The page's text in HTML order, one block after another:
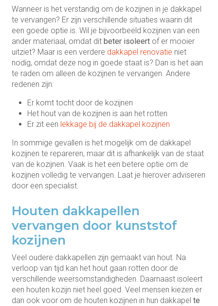
Wanneer is het verstandig om de kozijnen in je dakkapel
te vervangen? Er zijn verschillende situaties waarin dit
een goede optie is. Wil je bijvoorbeeld kozijnen van een
ander materiaal, omdat dit beter isoleert of er mooier
uitziet? Maar is een verdere dakkapel renovatie niet
nodig, omdat deze nog in goede staat is? Dan is het aan
te raden om alleen de kozijnen te vervangen. Andere
redenen zijn:
Er komt tocht door de kozijnen
Het hout van de kozijnen is aan het rotten
Er zit een lekkage bij de dakkapel kozijnen
In sommige gevallen is het mogelijk om de dakkapel
kozijnen te repareren, maar dit is afhankelijk van de staat
van de kozijnen. Vaak is het een betere optie om de
kozijnen volledig te vervangen. Laat je hierover adviseren
door een specialist.
Houten dakkapellen
vervangen door kunststof
kozijnen
Veel oudere dakkapellen zijn gemaakt van hout. Na
verloop van tijd kan het hout gaan rotten door de
verschillende weersomstandigheden. Daarnaast isoleert
een houten kozijn niet heel goed. Veel mensen kiezen er
dan ook voor om de houten kozijnen in hun dakkapel te